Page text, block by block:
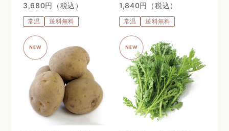
POLYPHENOLS MIX
3,680円（税込）
常温 送料無料
POLYPHENOLS MIX
1,840円（税込）
常温 送料無料